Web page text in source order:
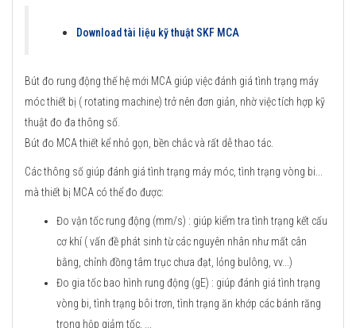
Download tài liệu kỹ thuật SKF MCA
Bút đo rung động thế hệ mới MCA giúp việc đánh giá tình trạng máy
móc thiết bị ( rotating machine) trở nên đơn giản, nhờ việc tích hợp kỹ
thuật đo đa thông số.
Bút đo MCA thiết kể nhỏ gọn, bền chắc và rất dễ thao tác.
Các thông số giúp đánh giá tình trạng máy móc, tình trạng vòng bi...
mà thiết bị MCA có thể đo được:
Đo vận tốc rung động (mm/s) : giúp kiểm tra tình trạng kết cấu
cơ khí ( vấn đề phát sinh từ các nguyên nhân như mất cân
bằng, chỉnh đồng tâm trục chưa đạt, lỏng bulông, vv...)
Đo gia tốc bao hình rung động (gE) : giúp đánh giá tình trạng
vòng bi, tình trạng bôi trơn, tình trạng ăn khớp các bánh răng
trong hộp giảm tốc, ...